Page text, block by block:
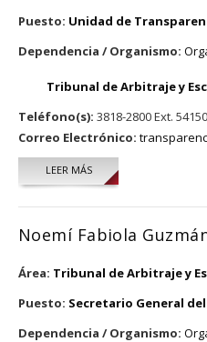
Puesto: Unidad de
Dependencia / Organismo:
Tribunal de Arbitraje y
Teléfono(s): 3818-2800 Ext. 54150
Correo Electrónico:
LEER MÁSSOBRE KARLA
Noemí Fabiola
Área: Tribunal de Arbitraje y
Puesto: Secretario General
Dependencia / Organismo: